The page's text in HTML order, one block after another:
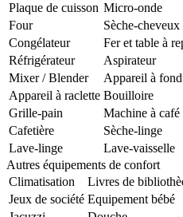
Plaque de cuisson Micro-onde
Four
Sèche-cheveux
Congélateur
Fer et table à
Réfrigérateur
Aspirateur
Mixer / Blender
Appareil à
Appareil à raclette Bouilloire
Grille-pain
Machine à café
Cafetière
Sèche-linge
Lave-linge
Lave-vaisselle
Autres équipements de confort
Climatisation
Livres de
Jeux de société Equipement bébé